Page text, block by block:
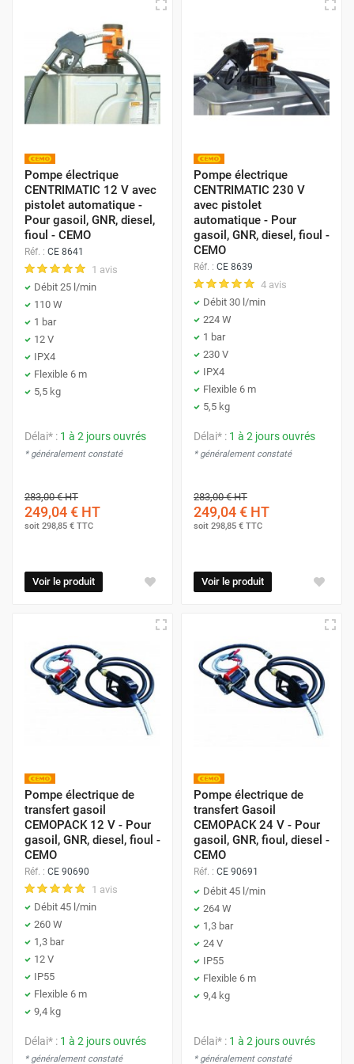
Configuration et Accessoires
Flexibles :La majorité des modèles est fournie avec
un flexible de4 mètres ou 6 mètres pour une portée
adéquate.
pistolet simple ou automatique
coupure précise en fin de remplissage.
Pour un transfert efficace et sécurisé de vos carburants,
faites confiance à notre sélection de pompes électriques
et manuelles professionnelles.
Pompe électrique
CENTRIMATIC 12 V avec
pistolet automatique -
Pour gasoil, GNR, diesel,
fioul - CEMO
Réf. : CE 8641
1 avis
Débit 25 l/min
110 W
1 bar
12 V
IPX4
Flexible 6 m
5,5 kg
Délai* : 1 à 2 jours ouvrés
* généralement constaté
283,00 €HT
249,04 € HT
soit 298,85 € TTC
Voir le produit
Pompe électrique
CENTRIMATIC 230 V
avec pistolet
automatique - Pour
gasoil, GNR, diesel, fioul -
CEMO
Réf. : CE 8639
4 avis
Débit 30 l/min
224 W
1 bar
230 V
IPX4
Flexible 6 m
5,5 kg
Délai* : 1 à 2 jours ouvrés
* généralement constaté
283,00 €HT
249,04 € HT
soit 298,85 € TTC
Voir le produit
Pompe électrique de
transfert gasoil
CEMOPACK 12 V - Pour
gasoil, GNR, diesel, fioul -
CEMO
Réf. : CE 90690
1 avis
Débit 45 l/min
260 W
1,3 bar
12 V
IP55
Flexible 6 m
9,4 kg
Délai* : 1 à 2 jours ouvrés
* généralement constaté
Pompe électrique de
transfert Gasoil
CEMOPACK 24 V - Pour
gasoil, GNR, fioul, diesel -
CEMO
Réf. : CE 90691
Débit 45 l/min
264 W
1,3 bar
24 V
IP55
Flexible 6 m
9,4 kg
Délai* : 1 à 2 jours ouvrés
* généralement constaté